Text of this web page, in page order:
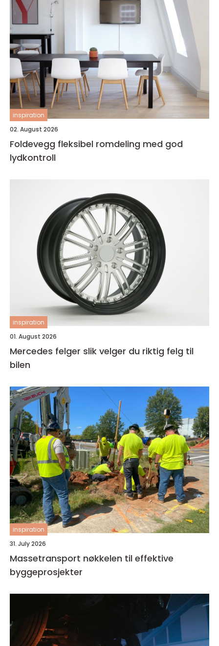
inspiration
02. August 2026
Foldevegg fleksibel romdeling med god
lydkontroll
inspiration
01. August 2026
Mercedes felger slik velger du riktig felg til
bilen
inspiration
31. July 2026
Massetransport nøkkelen til effektive
byggeprosjekter